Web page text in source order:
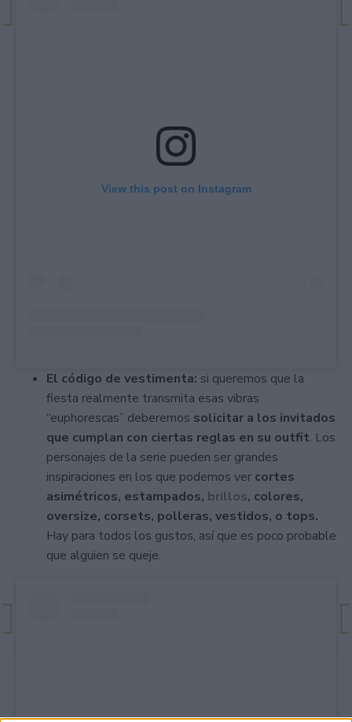
View this post on Instagram
El código de vestimenta: si queremos que la
fiesta realmente transmita esas vibras
“euphorescas” deberemos solicitar a los invitados
que cumplan con ciertas reglas en su outfit. Los
personajes de la serie pueden ser grandes
inspiraciones en los que podemos ver cortes
asimétricos, estampados, brillos, colores,
oversize, corsets, polleras, vestidos, o tops.
Hay para todos los gustos, así que es poco probable
que alguien se queje.